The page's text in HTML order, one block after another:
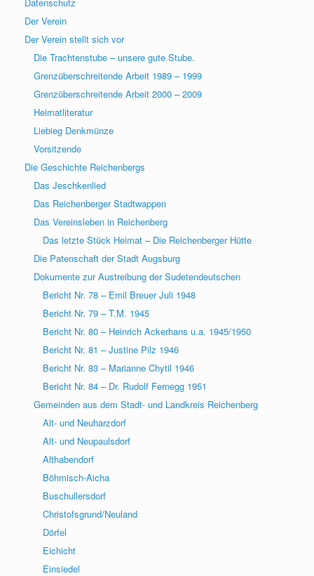
Der Verein
Der Verein stellt sich vor
Die Trachtenstube – unsere gute Stube.
Grenzüberschreitende Arbeit 1989 – 1999
Grenzüberschreitende Arbeit 2000 – 2009
Heimatliteratur
Liebieg Denkmünze
Vorsitzende
Die Geschichte Reichenbergs
Das Jeschkenlied
Das Reichenberger Stadtwappen
Das Vereinsleben in Reichenberg
Das letzte Stück Heimat – Die Reichenberger Hütte
Die Patenschaft der Stadt Augsburg
Dokumente zur Austreibung der Sudetendeutschen
Bericht Nr. 78 – Emil Breuer Juli 1948
Bericht Nr. 79 – T.M. 1945
Bericht Nr. 80 – Heinrich Ackerhans u.a. 1945/1950
Bericht Nr. 81 – Justine Pilz 1946
Bericht Nr. 83 – Marianne Chytil 1946
Bericht Nr. 84 – Dr. Rudolf Fernegg 1951
Gemeinden aus dem Stadt- und Landkreis Reichenberg
Alt- und Neuharzdorf
Alt- und Neupaulsdorf
Althabendorf
Böhmisch-Aicha
Buschullersdorf
Christofsgrund/Neuland
Dörfel
Eichicht
Einsiedel